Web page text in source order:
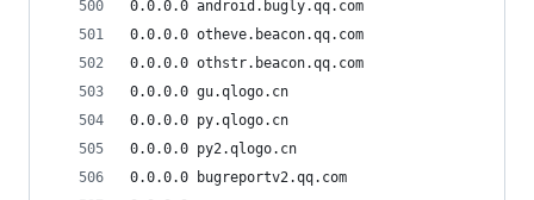
0.0.0.0 android.bugly.qq.com
0.0.0.0 otheve.beacon.qq.com
0.0.0.0 othstr.beacon.qq.com
0.0.0.0 gu.qlogo.cn
0.0.0.0 py.qlogo.cn
0.0.0.0 py2.qlogo.cn
0.0.0.0 bugreportv2.qq.com